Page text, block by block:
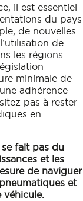
il est essentiel
du pays
de nouvelles
de
les régions
minimale de
adhérence
pas à rester
en
fait pas du
et les
de naviguer
et
véhicule.